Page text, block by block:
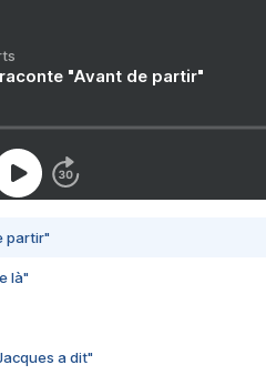
"Avant de partir"
partir"
là"
a dit"